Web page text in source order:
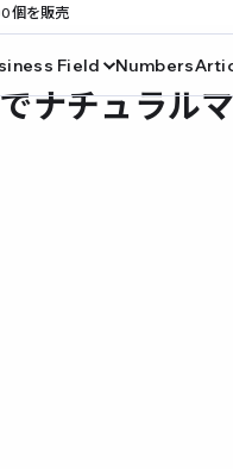
Field Numbers
個を販売
ナチュラル